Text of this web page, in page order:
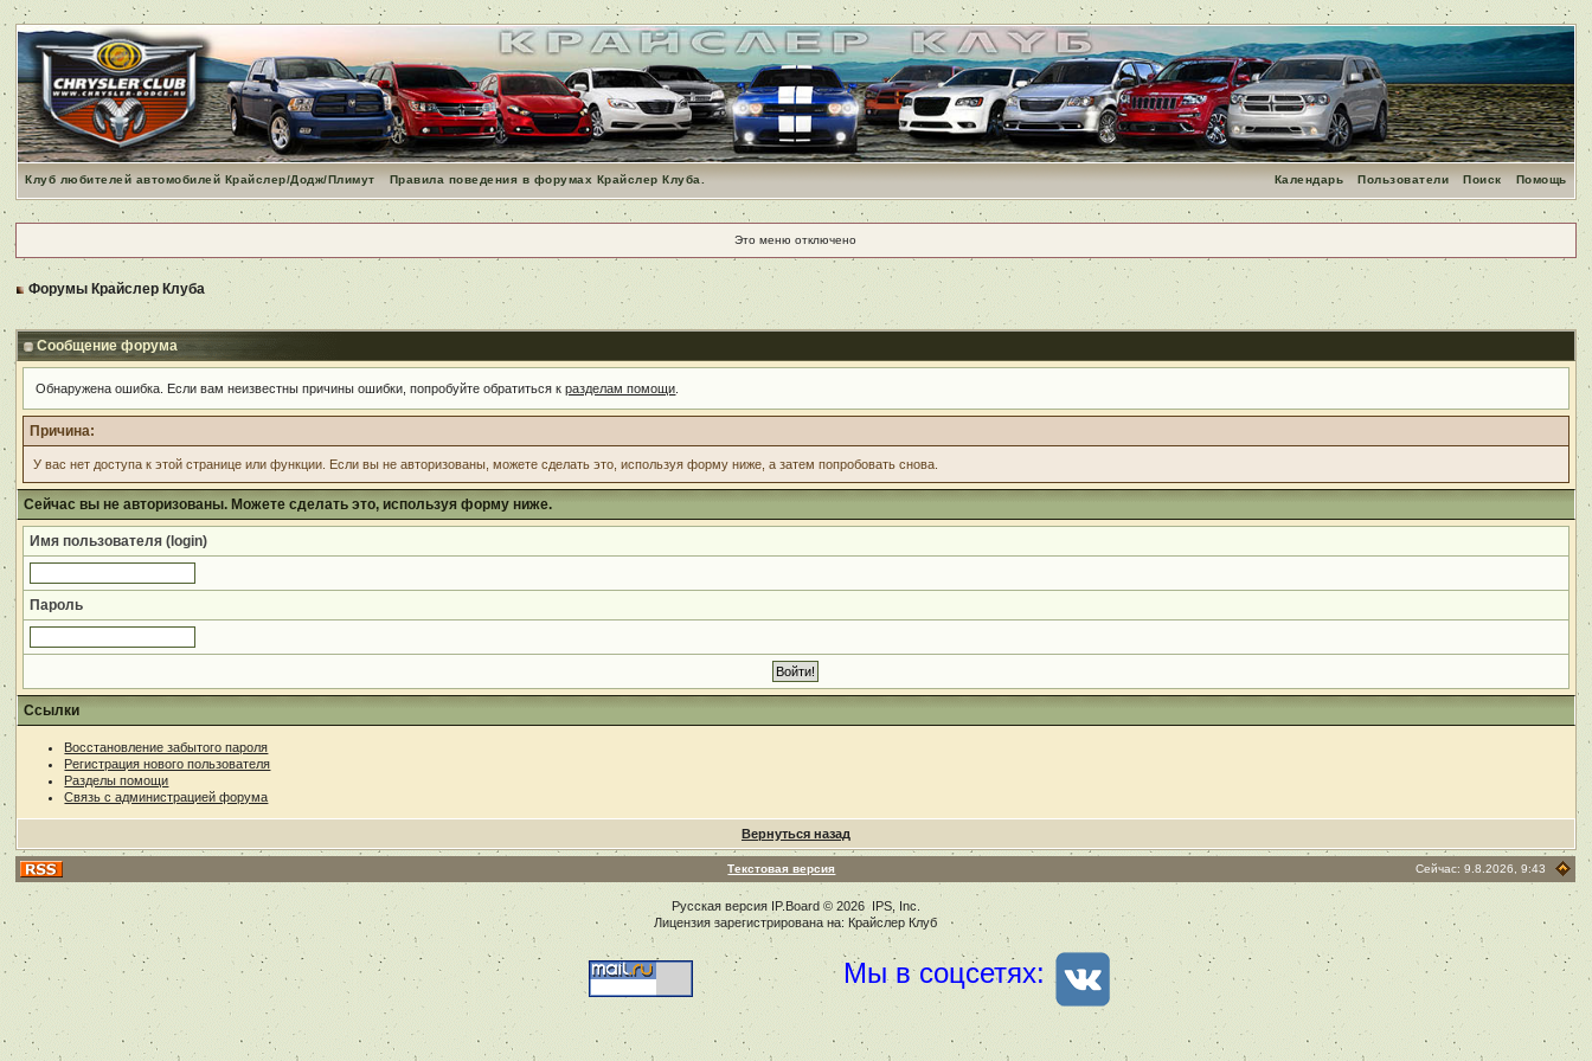
Клуб любителей автомобилей Крайслер/Додж/Плимут Правила поведения в форумах Крайслер Клуба. Помощь
Поиск
Пользователи
Календарь
Это меню отключено
Форумы Крайслер Клуба
Сообщение форума
Обнаружена ошибка. Если вам неизвестны причины ошибки, попробуйте обратиться кразделам помощи
Причина:
У вас нет доступа к этой странице или функции. Если вы не авторизованы, можете сделать это, используя форму ниже, а затем попробовать снова.
Сейчас вы не авторизованы. Можете сделать это, используя форму ниже.
Имя пользователя (login)
Пароль
Ссылки
Восстановление забытого пароля
Регистрация нового пользователя
Разделы помощи
Связь с администрацией форума
Вернуться назад
Текстовая версия Сейчас: 9.8.2026, 9:43
Русская версия IP.Board© 2026IPS, Inc
Лицензия зарегистрирована на: Крайслер Клуб
Мы в соцсетях: